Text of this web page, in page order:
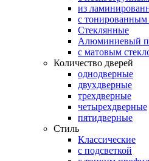
из
с тонированным
Стеклянные
Алюминиевый
с матовым
Количество дверей
однодверные
двухдверные
трехдверные
четырехдверные
пятидверные
Стиль
Классические
с подсветкой